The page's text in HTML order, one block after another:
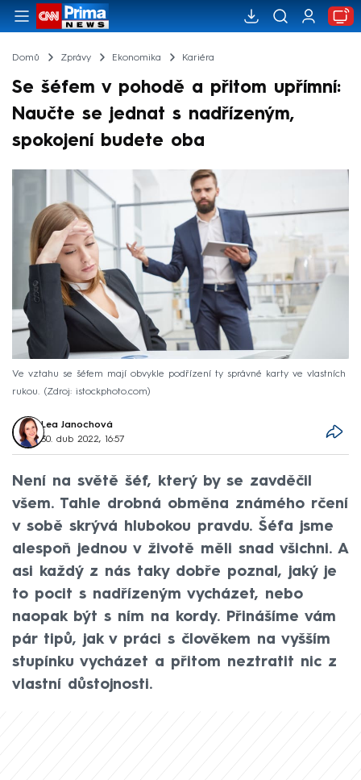
Domů Zprávy Ekonomika Kariéra
Se šéfem v pohodě a přitom upřímní:
Naučte se jednat s nadřízeným,
spokojení budete oba
Ve vztahu se šéfem mají obvykle podřízení ty správné karty ve vlastních
rukou.
Zdroj: istockphoto.com
Lea Janochová
30. dub 2022, 16:57
Není na světě šéf, který by se zavděčil
všem. Tahle drobná obměna známého rčení
v sobě skrývá hlubokou pravdu. Šéfa jsme
alespoň jednou v životě měli snad všichni. A
asi každý z nás taky dobře poznal, jaký je
to pocit s nadřízeným vycházet, nebo
naopak být s ním na kordy. Přinášíme vám
pár tipů, jak v práci s člověkem na vyšším
stupínku vycházet a přitom neztratit nic z
vlastní důstojnosti.